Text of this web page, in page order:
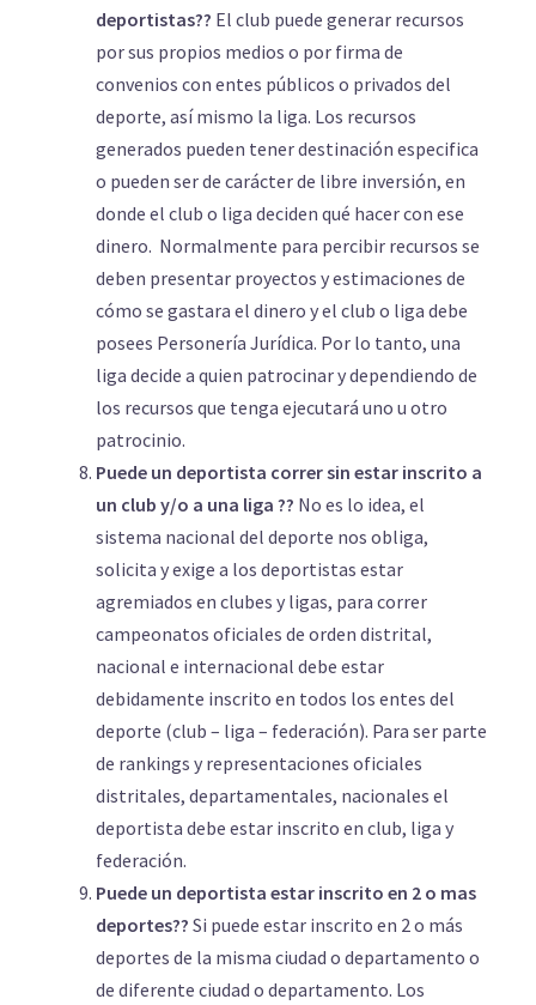
deportistas?? El club puede generar recursos
por sus propios medios o por firma de
convenios con entes públicos o privados del
deporte, así mismo la liga. Los recursos
generados pueden tener destinación especifica
o pueden ser de carácter de libre inversión, en
donde el club o liga deciden qué hacer con ese
dinero. Normalmente para percibir recursos se
deben presentar proyectos y estimaciones de
cómo se gastara el dinero y el club o liga debe
posees Personería Jurídica. Por lo tanto, una
liga decide a quien patrocinar y dependiendo de
los recursos que tenga ejecutará uno u otro
patrocinio.
Puede un deportista correr sin estar inscrito a
un club y/o a una liga ?? No es lo idea, el
sistema nacional del deporte nos obliga,
solicita y exige a los deportistas estar
agremiados en clubes y ligas, para correr
campeonatos oficiales de orden distrital,
nacional e internacional debe estar
debidamente inscrito en todos los entes del
deporte (club – liga – federación). Para ser parte
de rankings y representaciones oficiales
distritales, departamentales, nacionales el
deportista debe estar inscrito en club, liga y
federación.
Puede un deportista estar inscrito en 2 o mas
deportes?? Si puede estar inscrito en 2 o más
deportes de la misma ciudad o departamento o
de diferente ciudad o departamento. Los